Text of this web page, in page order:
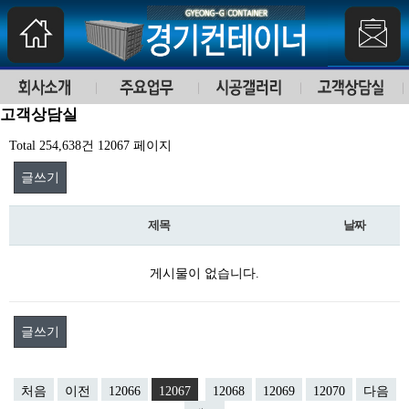
고객상담실
Total 254,638건 12067 페이지
글쓰기
제목 날짜
게시물이 없습니다.
글쓰기
처음 이전 12066 12067 12068 12069 12070
다음